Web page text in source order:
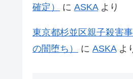
確定）
に ASKAより
東京都杉並区親子殺害
の闇堕ち）
に ASKAよ